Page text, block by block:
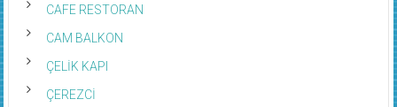
CAFE RESTORAN
CAM BALKON
ÇELİK KAPI
ÇEREZCİ